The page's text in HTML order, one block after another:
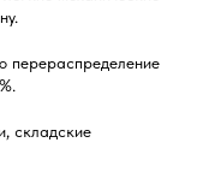
перераспределение
складские